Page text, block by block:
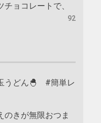
ョコレートで、
92
うどん🐣 #簡単レ
のきが無限おつま